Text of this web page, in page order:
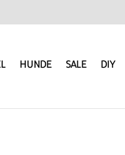
HUNDE SALE DIY